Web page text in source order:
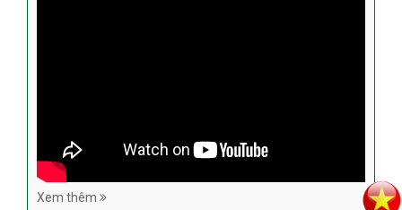
Xem thêm